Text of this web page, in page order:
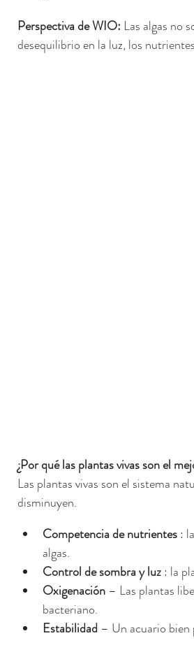
Perspectiva de WIO: Las algas no
desequilibrio en la luz, los
¿Por qué las plantas vivas son el
Las plantas vivas son el sistema
disminuyen.
Competencia de nutrientes :
algas.
Control de sombra y luz : la
Oxigenación – Las plantas
bacteriano.
Estabilidad – Un acuario bien